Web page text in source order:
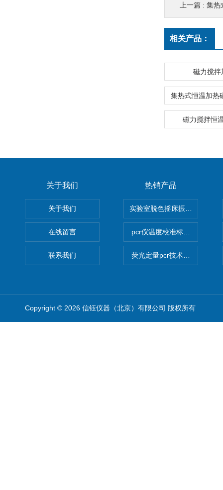
上一篇 : 集热
相关产品：
磁力搅拌
磁力搅拌恒
关于我们
关于我们
在线留言
联系我们
热销产品
实验室脱色摇床振荡器
pcr仪温度校准标定设备
荧光定量pcr技术定制化服务
Copyright © 2026 信钰仪器（北京）有限公司 版权所有